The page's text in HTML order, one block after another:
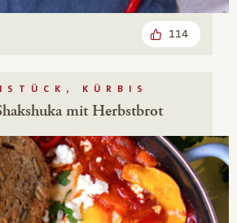
114
KÜRBIS
mit Herbstbrot